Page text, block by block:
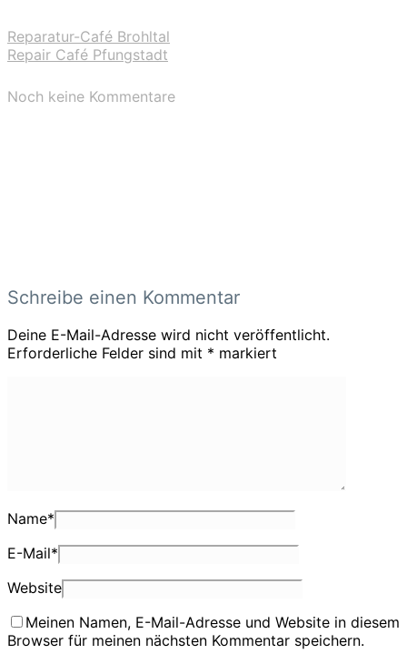
Reparatur-Café Brohltal
Repair Café Pfungstadt
Noch keine Kommentare
Schreibe einen Kommentar
Deine E-Mail-Adresse wird nicht veröffentlicht.
Erforderliche Felder sind mit * markiert
Name*
E-Mail*
Website
Meinen Namen, E-Mail-Adresse und Website in diesem
Browser für meinen nächsten Kommentar speichern.